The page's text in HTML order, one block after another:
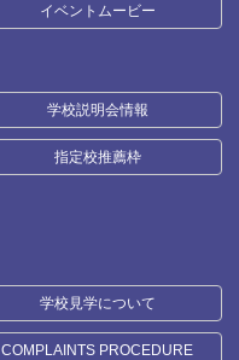
イベントムービー
学校説明会情報
指定校推薦枠
学校見学について
COMPLAINTS PROCEDURE